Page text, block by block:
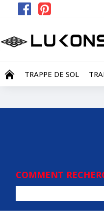
TRAPPE DE SOL
COMMENT